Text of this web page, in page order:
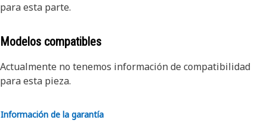
para esta parte.
Modelos compatibles
Actualmente no tenemos información de compatibilidad
para esta pieza.
Información de la garantía